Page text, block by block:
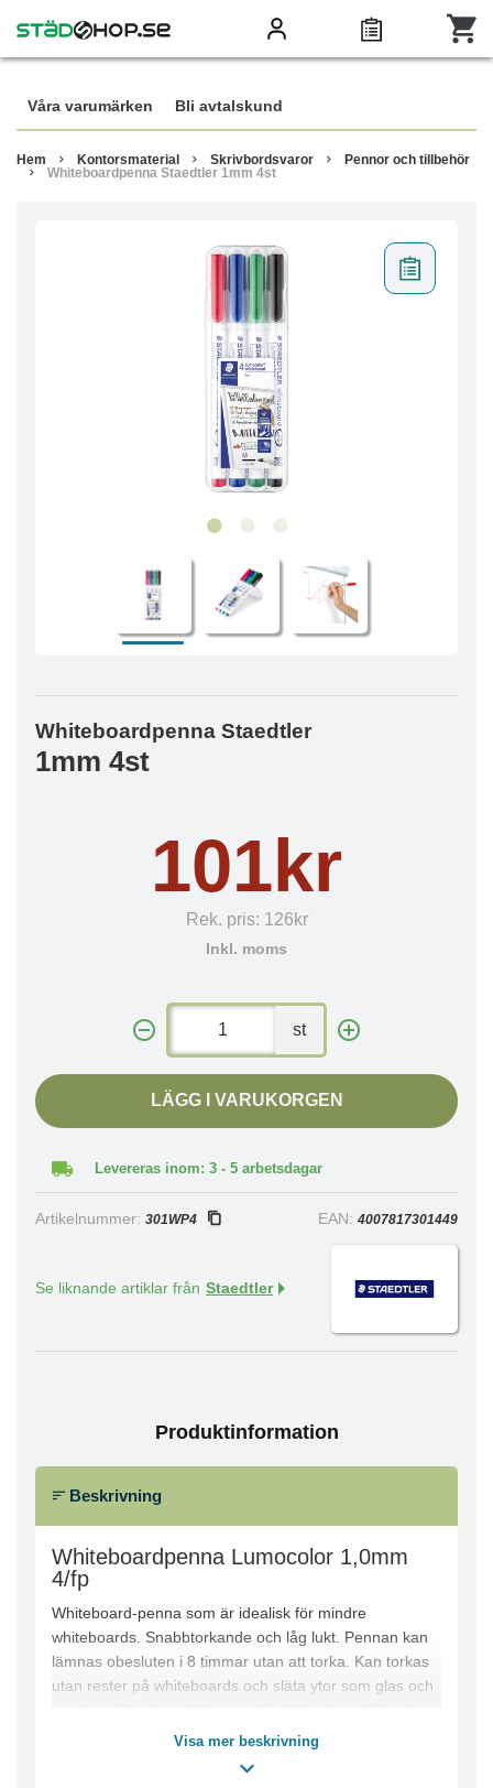
Våra varumärken Bli avtalskund
Hem Kontorsmaterial Skrivbordsvaror
Pennor och tillbehör
Whiteboardpenna Staedtler 1mm 4st
Whiteboardpenna Staedtler
1mm 4st
101kr
Rek. pris: 126kr
Inkl. moms
st
LÄGG I VARUKORGEN
Levereras inom: 3 - 5 arbetsdagar
Artikelnummer: 301WP4 EAN: 4007817301449
Se liknande artiklar från Staedtler
Produktinformation
Beskrivning
Whiteboardpenna Lumocolor 1,0mm
4/fp
Whiteboard-penna som är idealisk för mindre
whiteboards. Snabbtorkande och låg lukt. Pennan kan
lämnas obesluten i 8 timmar utan att torka. Kan torkas
utan rester på whiteboards och släta ytor som glas och
pennor i svart, röd, blå och grön - Färg pennkropp: Vit
Visa mer beskrivning